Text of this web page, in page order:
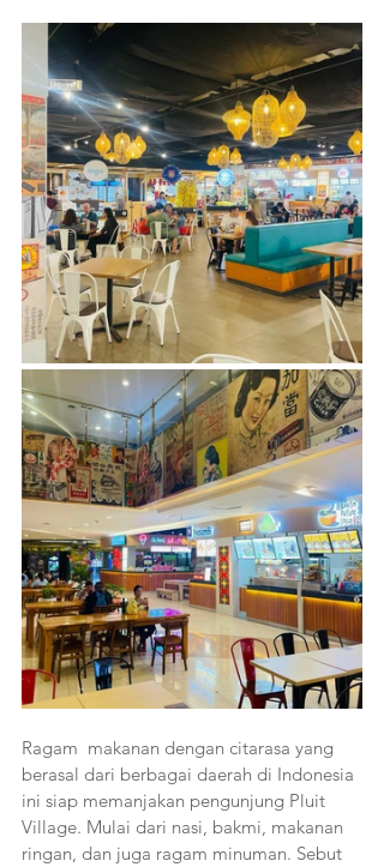
Ragam  makanan dengan citarasa yang
berasal dari berbagai daerah di Indonesia
ini siap memanjakan pengunjung Pluit
Village. Mulai dari nasi, bakmi, makanan
ringan, dan juga ragam minuman. Sebut